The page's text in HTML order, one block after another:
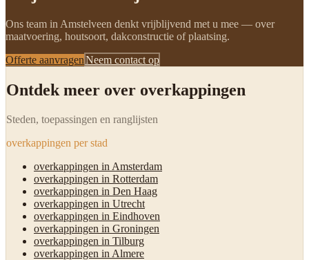
Ons team in Amstelveen denkt vrijblijvend met u mee — over
maatvoering, houtsoort, dakconstructie of plaatsing.
Offerte aanvragenNeem contact op
Ontdek meer over overkappingen
Steden, toepassingen en ranglijsten
overkappingen per stad
overkappingen in Amsterdam
overkappingen in Rotterdam
overkappingen in Den Haag
overkappingen in Utrecht
overkappingen in Eindhoven
overkappingen in Groningen
overkappingen in Tilburg
overkappingen in Almere